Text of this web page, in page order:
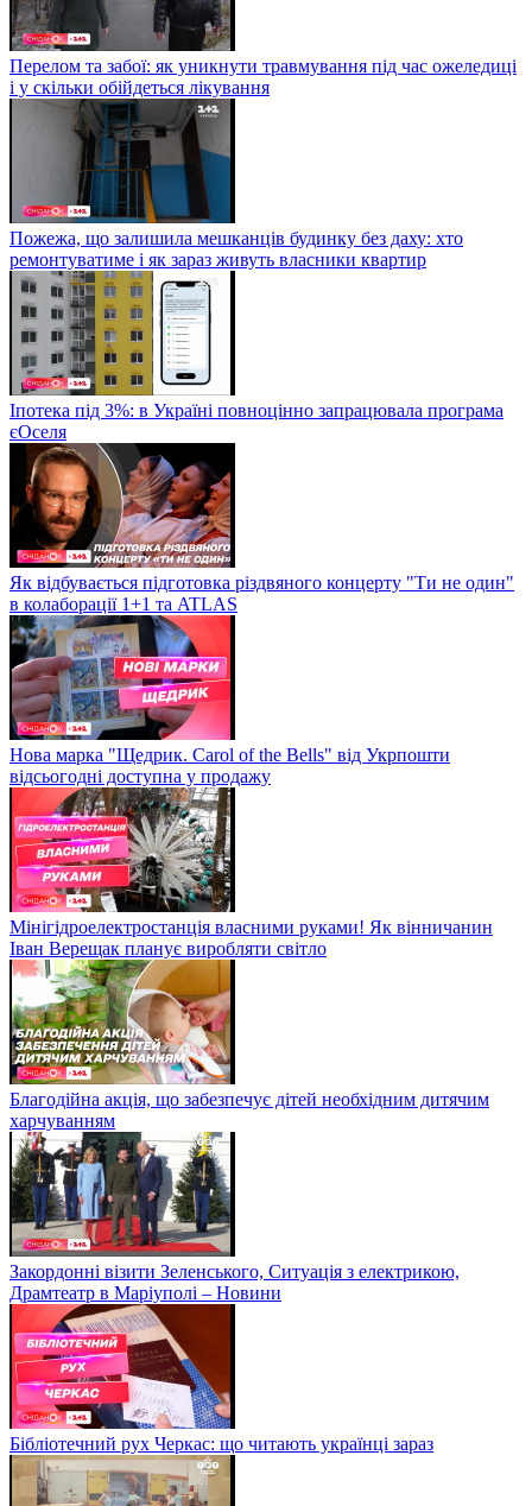
Перелом та забої: як уникнути травмування під час ожеледиці
і у скільки обійдеться лікування
Пожежа, що залишила мешканців будинку без даху: хто
ремонтуватиме і як зараз живуть власники квартир
Іпотека під 3%: в Україні повноцінно запрацювала програма
єОселя
Як відбувається підготовка різдвяного концерту "Ти не один"
в колаборації 1+1 та ATLAS
Нова марка "Щедрик. Carol of the Bells" від Укрпошти
відсьогодні доступна у продажу
Мінігідроелектростанція власними руками! Як вінничанин
Іван Верещак планує виробляти світло
Благодійна акція, що забезпечує дітей необхідним дитячим
харчуванням
Закордонні візити Зеленського, Ситуація з електрикою,
Драмтеатр в Маріуполі – Новини
Бібліотечний рух Черкас: що читають українці зараз